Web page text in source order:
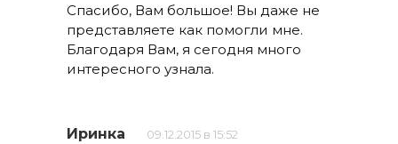
Спасибо, Вам большое! Вы даже не
представляете как помогли мне.
Благодаря Вам, я сегодня много
интересного узнала.
Иринка 09.12.2015 в 15:52